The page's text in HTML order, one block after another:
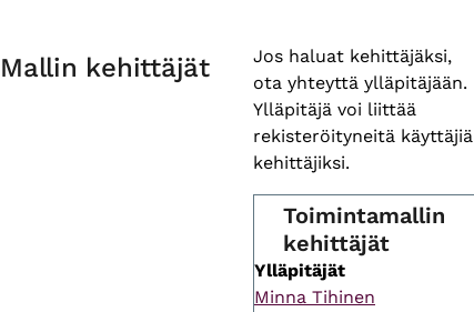
Primary
Mallin kehittäjät
Jos haluat kehittäjäksi,
ota yhteyttä ylläpitäjään.
Ylläpitäjä voi liittää
rekisteröityneitä käyttäjiä
kehittäjiksi.
Toimintamallin
kehittäjät
Ylläpitäjät
Minna Tihinen